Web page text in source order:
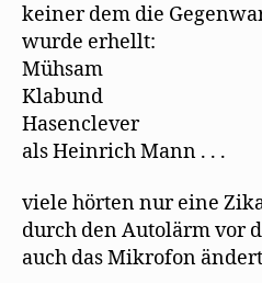
keiner dem die
wurde erhellt:
Mühsam
Klabund
Hasenclever
als Heinrich Mann . . .
viele hörten nur eine
durch den Autolärm vor
auch das Mikrofon